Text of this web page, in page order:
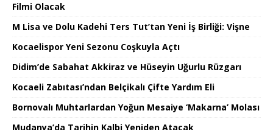
Filmi Olacak
M Lisa ve Dolu Kadehi Ters Tut’tan Yeni İş Birliği: Vişne
Kocaelispor Yeni Sezonu Coşkuyla Açtı
Didim’de Sabahat Akkiraz ve Hüseyin Uğurlu Rüzgarı
Kocaeli Zabıtası’ndan Belçikalı Çifte Yardım Eli
Bornovalı Muhtarlardan Yoğun Mesaiye ‘Makarna’ Molası
Mudanya’da Tarihin Kalbi Yeniden Atacak